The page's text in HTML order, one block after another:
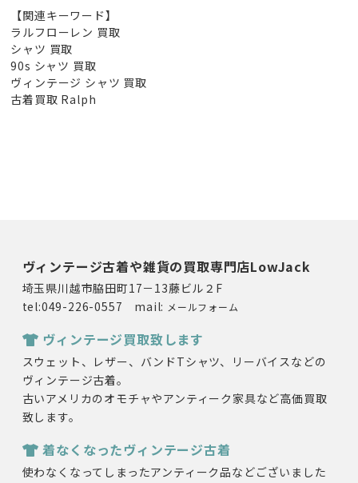
【関連キーワード】
ラルフローレン 買取
シャツ 買取
90s シャツ 買取
ヴィンテージ シャツ 買取
古着買取 Ralph
ヴィンテージ古着や雑貨の買取専門店LowJack
埼玉県川越市脇田町17－13藤ビル２F
tel:049-226-0557 mail: メールフォーム
ヴィンテージ買取致します
スウェット、レザー、バンドTシャツ、リーバイスなどの
ヴィンテージ古着。
古いアメリカのオモチャやアンティーク家具など高価買取
致します。
着なくなったヴィンテージ古着
使わなくなってしまったアンティーク品などございました